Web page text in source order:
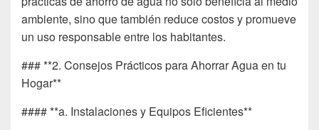
ambiente, sino que también reduce costos y promueve
un uso responsable entre los habitantes.
### **2. Consejos Prácticos para Ahorrar Agua en tu
Hogar**
#### **a. Instalaciones y Equipos Eficientes**